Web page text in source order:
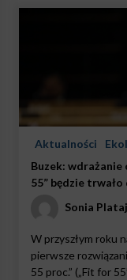
Aktualności
Buzek: wdrażanie
55” będzie
Sonia
W przyszłym roku
pierwsze
55 proc.” („Fit for